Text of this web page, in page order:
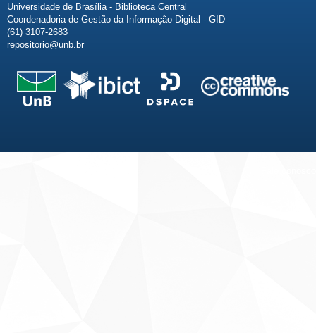
Universidade de Brasília - Biblioteca Central
Coordenadoria de Gestão da Informação Digital - GID
(61) 3107-2683
repositorio@unb.br